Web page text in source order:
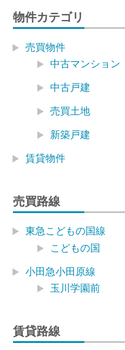
物件カテゴリ
売買物件
中古マンション
中古戸建
売買土地
新築戸建
賃貸物件
売買路線
東急こどもの国線
こどもの国
小田急小田原線
玉川学園前
賃貸路線